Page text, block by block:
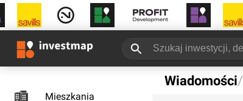
Mieszkania
Wiadomości/